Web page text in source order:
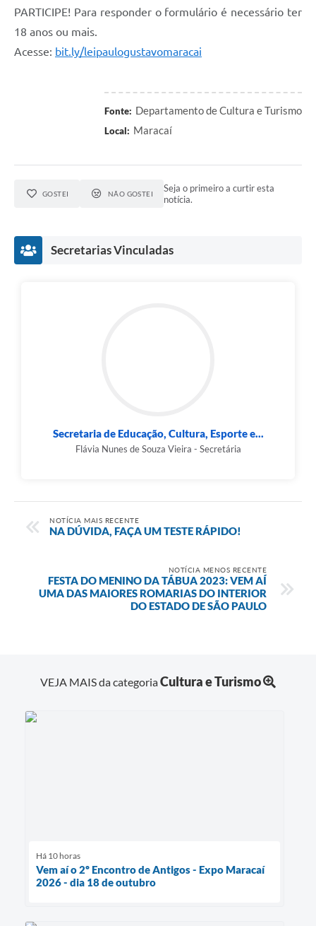
PARTICIPE! Para responder o formulário é necessário ter
18 anos ou mais.
Acesse: bit.ly/leipaulogustavomaracai
Fonte: Departamento de Cultura e Turismo
Local: Maracaí
GOSTEI NÃO GOSTEI
Seja o primeiro a curtir esta
notícia.
Secretarias Vinculadas
Secretaria de Educação, Cultura, Esporte e...
Flávia Nunes de Souza Vieira - Secretária
NOTÍCIA MAIS RECENTE
NA DÚVIDA, FAÇA UM TESTE RÁPIDO!
NOTÍCIA MENOS RECENTE
FESTA DO MENINO DA TÁBUA 2023: VEM AÍ
UMA DAS MAIORES ROMARIAS DO INTERIOR
DO ESTADO DE SÃO PAULO
VEJA MAIS da categoriaCultura e Turismo
Há 10 horas
Vem aí o 2º Encontro de Antigos - Expo Maracaí
2026 - dia 18 de outubro